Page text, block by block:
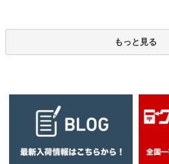
もっと見る